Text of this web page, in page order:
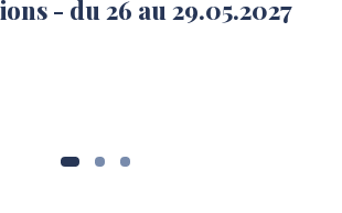
- du 26 au 29.05.2027